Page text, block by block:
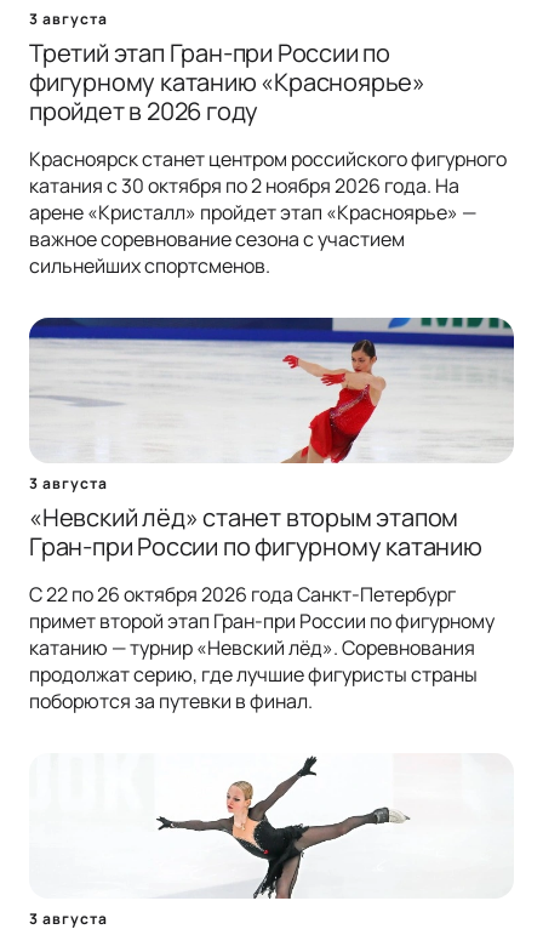
3 августа
Третий этап Гран-при России по
фигурному катанию «Красноярье»
пройдет в 2026 году
Красноярск станет центром российского фигурного
катания с 30 октября по 2 ноября 2026 года. На
арене «Кристалл» пройдет этап «Красноярье» —
важное соревнование сезона с участием
сильнейших спортсменов.
3 августа
«Невский лёд» станет вторым этапом
Гран-при России по фигурному катанию
С 22 по 26 октября 2026 года Санкт-Петербург
примет второй этап Гран-при России по фигурному
катанию — турнир «Невский лёд». Соревнования
продолжат серию, где лучшие фигуристы страны
поборются за путевки в финал.
3 августа